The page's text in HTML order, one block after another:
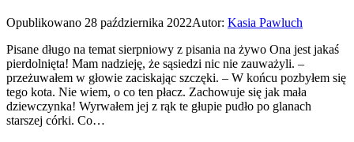
Opublikowano 28 października 2022Autor: Kasia Pawluch
Pisane długo na temat sierpniowy z pisania na żywo Ona jest jakaś
pierdolnięta! Mam nadzieję, że sąsiedzi nic nie zauważyli. –
przeżuwałem w głowie zaciskając szczęki. – W końcu pozbyłem się
tego kota. Nie wiem, o co ten płacz. Zachowuje się jak mała
dziewczynka! Wyrwałem jej z rąk te głupie pudło po glanach
starszej córki. Co…